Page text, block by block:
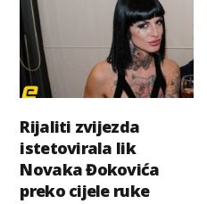
Rijaliti zvijezda
istetovirala lik
Novaka Đokovića
preko cijele ruke